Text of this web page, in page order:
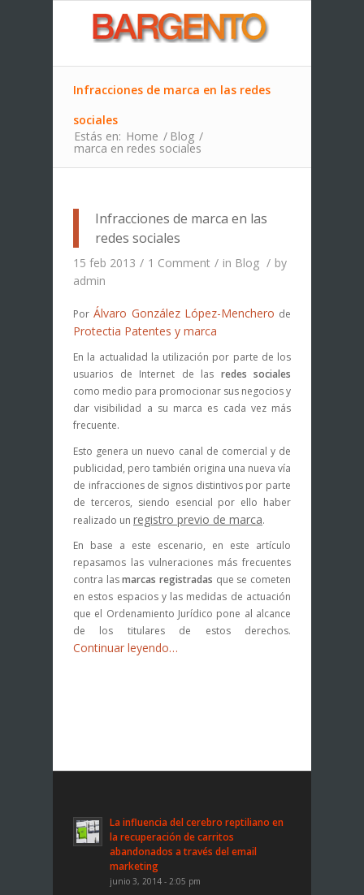
Infracciones de marca en las redes
sociales
Estás en: Home / Blog /
marca en redes sociales
Infracciones de marca en las
redes sociales
15 feb 2013 / 1 Comment / in Blog / by
admin
Por Álvaro González López-Menchero de
Protectia Patentes y marca
En la actualidad la utilización por parte de los
usuarios de Internet de las redes sociales
como medio para promocionar sus negocios y
dar visibilidad a su marca es cada vez más
frecuente.
Esto genera un nuevo canal de comercial y de
publicidad, pero también origina una nueva vía
de infracciones de signos distintivos por parte
de terceros, siendo esencial por ello haber
realizado un registro previo de marca.
En base a este escenario, en este artículo
repasamos las vulneraciones más frecuentes
contra lasmarcas registradas que se cometen
en estos espacios y las medidas de actuación
que el Ordenamiento Jurídico pone al alcance
de los titulares de estos derechos.
Continuar leyendo…
La influencia del cerebro reptiliano en
la recuperación de carritos
abandonados a través del email
marketing
junio 3, 2014 - 2:05 pm